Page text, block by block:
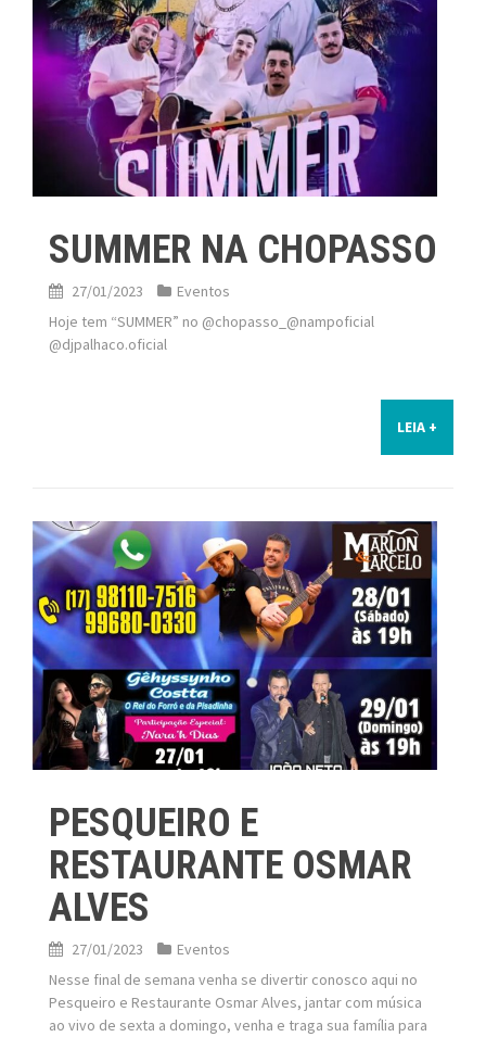
SUMMER NA CHOPASSO
27/01/2023
Eventos
Hoje tem “SUMMER” no @chopasso_@nampoficial
@djpalhaco.oficial
LEIA +
PESQUEIRO E
RESTAURANTE OSMAR
ALVES
27/01/2023
Eventos
Nesse final de semana venha se divertir conosco aqui no
Pesqueiro e Restaurante Osmar Alves, jantar com música
ao vivo de sexta a domingo, venha e traga sua família para